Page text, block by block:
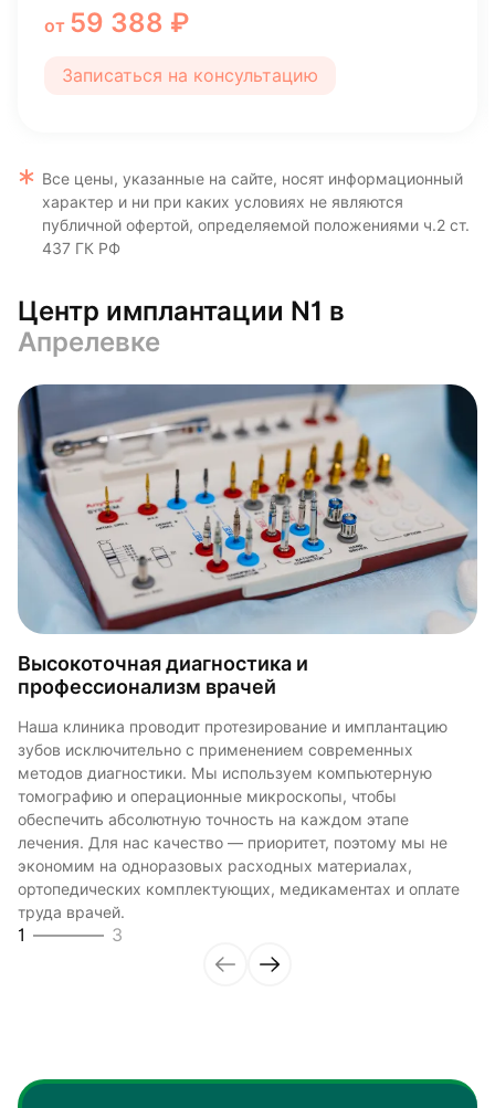
от 39 990 ₽
Записаться на консультацию
Все цены, указанные на сайте, носят информационный
характер и ни при каких условиях не являются
публичной офертой, определяемой положениями ч.2 ст.
437 ГК РФ
Центр имплантации N1 в
Апрелевке
Высокоточная диагностика и
профессионализм врачей
Наша клиника проводит протезирование и имплантацию
зубов исключительно с применением современных
методов диагностики. Мы используем компьютерную
томографию и операционные микроскопы, чтобы
обеспечить абсолютную точность на каждом этапе
лечения. Для нас качество — приоритет, поэтому мы не
экономим на одноразовых расходных материалах,
ортопедических комплектующих, медикаментах и оплате
труда врачей.
1 3
Опытные специалисты с многолетней
практикой
Имплантацию и сложные операции в нашей клинике
выполняют только квалифицированные челюстно-лицевые
хирурги и имплантологи со стажем работы от 5 лет. Это
профессионалы с глубокими знаниями, уникальными
навыками и клиническим мышлением — они работают
уверенно и качественно.
2 3
Сложные случаи — не проблема
Наши специалисты успешно проводят имплантацию даже в
условиях дефицита костной ткани, удаление зубов с
корнями в гайморовой пазухе, пластику мягких тканей и
пародонтологическую санацию полости рта при
пародонтозе. Мы понимаем, насколько важна
квалификация врача для вашего здоровья, и делаем все
возможное, чтобы обеспечить максимальную безопасность
и комфорт в процессе лечения.
3 3